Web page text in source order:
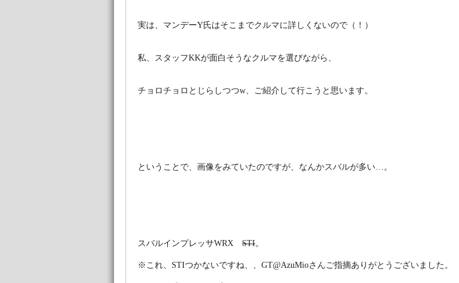
実は、マンデーY氏はそこまでクルマに詳しくないので（！）
私、スタッフKKが面白そうなクルマを選びながら 、
チョロチョロとじらしつつw、ご紹介して行こうと思います。
ということで、画像をみていたのですが、なんかスバルが多い…。
スバルインプレッサWRX STI。
※これ、STIつかないですね、、GT@AzuMioさんご指摘ありがとうございました。